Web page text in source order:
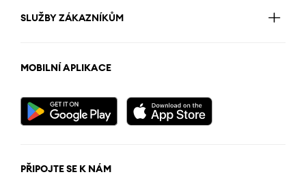
SLUŽBY ZÁKAZNÍKŮM
MOBILNÍ APLIKACE
PŘIPOJTE SE K NÁM